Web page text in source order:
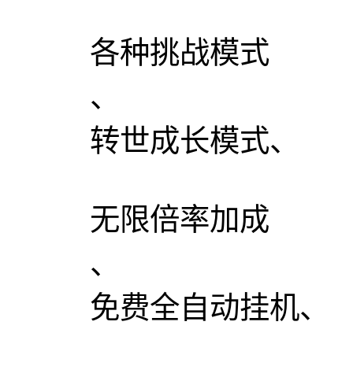
各种挑战模式
、
转世成长模式、
无限倍率加成
、
免费全自动挂机、